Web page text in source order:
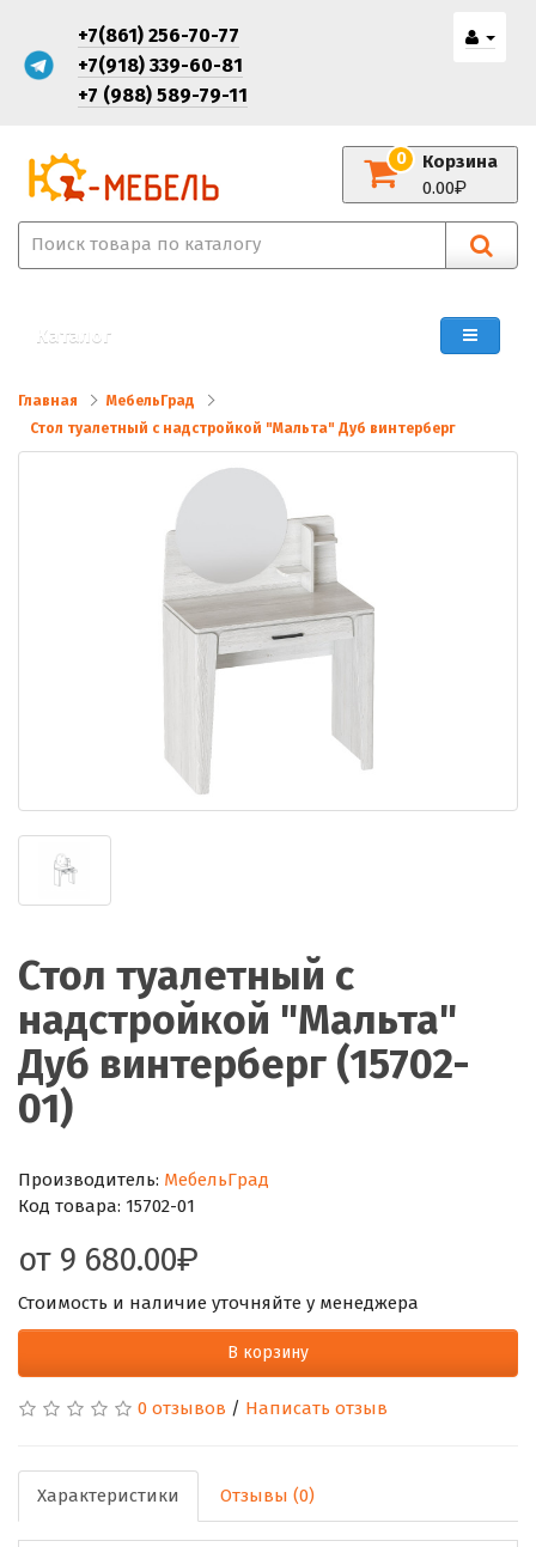
+7(861) 256-70-77
+7(918) 339-60-81
+7 (988) 589-79-11
Корзина
0
0.00
Каталог
Главная
МебельГрад
Стол туалетный с надстройкой "Мальта" Дуб винтерберг
Стол туалетный с
надстройкой "Мальта"
Дуб винтерберг (15702-
01)
Производитель: МебельГрад
Код товара: 15702-01
от 9 680.00
Стоимость и наличие уточняйте у менеджера
В корзину
0 отзывов / Написать отзыв
Характеристики Отзывы (0)